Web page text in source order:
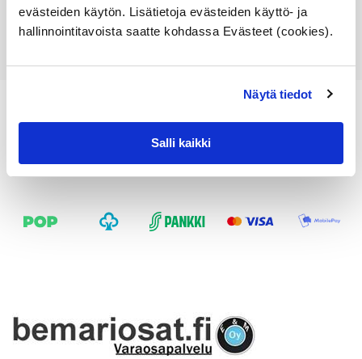
evästeiden käytön. Lisätietoja evästeiden käyttö- ja
hallinnointitavoista saatte kohdassa Evästeet (cookies).
Näytä tiedot
Salli kaikki
Katso osan tiedot